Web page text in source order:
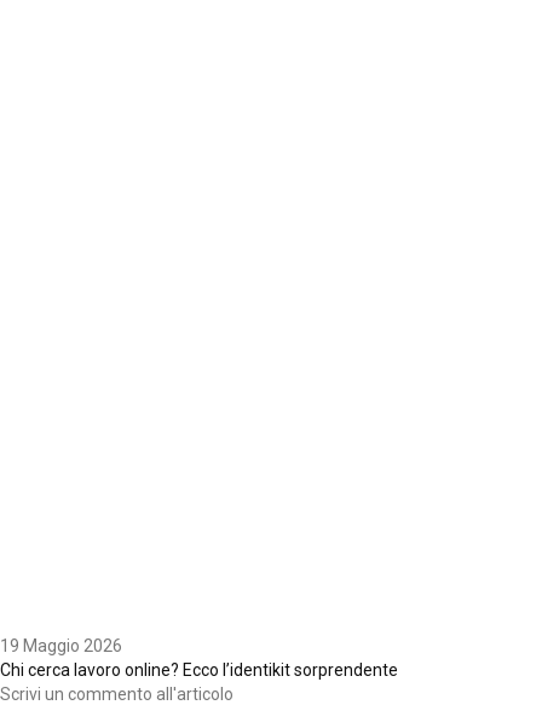
19 Maggio 2026
Chi cerca lavoro online? Ecco l’identikit sorprendente
Scrivi un commento all'articolo